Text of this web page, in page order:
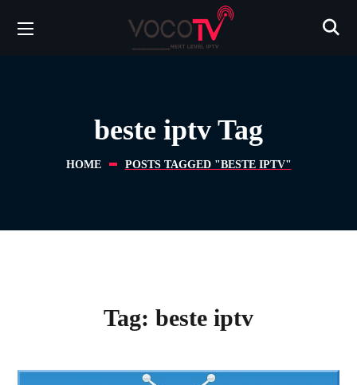
beste iptv Tag
HOME POSTS TAGGED "BESTE IPTV"
Tag: beste iptv